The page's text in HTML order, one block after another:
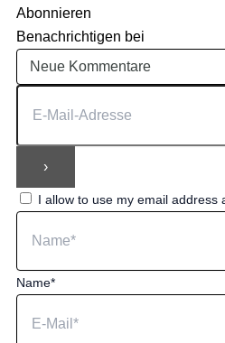
Abonnieren
Benachrichtigen bei
I allow to use my email address
Name*